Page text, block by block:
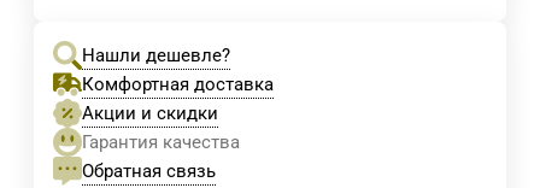
Нашли дешевле?
Комфортная доставка
Акции и скидки
Гарантия качества
Обратная связь